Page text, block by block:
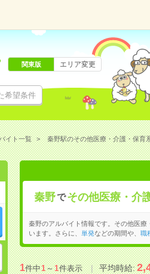
希望条件
関東版 エリア変更
イト一覧 秦野駅のその他医療・介護・保育
秦野で その他医療・介
秦野のアルバイト情報です。その他医療
います。さらに、
単発などの期間や、 職
1件中1～1件表示 平均時給: